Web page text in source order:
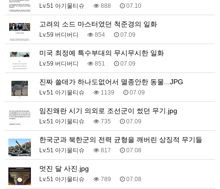
Lv.51 아기물티슈 888 07.10
고려의 소드 마스터였던 척준경의 일화
Lv.59 버디버디 854 07.09
미국 최정예 특수부대의 무시무시한 일화
Lv.59 버디버디 851 07.09
진짜 쓸데가 하나도없어서 멸종안한 동물...JPG
Lv.51 아기물티슈 1139 07.09
임진왜란 시기 의외로 조선군이 썼던 무기.jpg
Lv.51 아기물티슈 735 07.09
한국군과 북한군의 전력 균형을 깨버린 상징적 무기들
Lv.51 아기물티슈 817 07.08
멋진 달 사진.jpg
Lv.51 아기물티슈 789 07.08